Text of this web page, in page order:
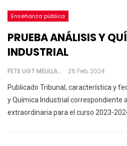
Enseñanza pública
PRUEBA ANÁLISIS Y
INDUSTRIAL
FETE UGT MELILLA 26 Feb, 2024
Publicado Tribunal, característica y
y Química Industrial correspondiente
extraordinaria para el curso 2023-